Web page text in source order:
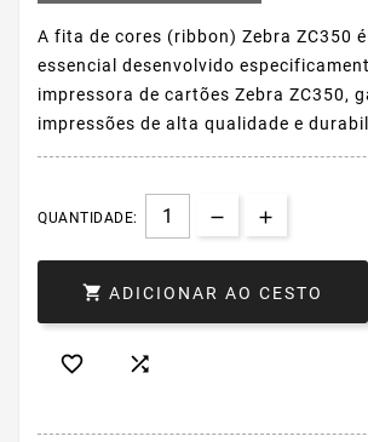
A fita de cores (ribbon) Zebra ZC350
essencial desenvolvido
impressora de cartões Zebra ZC350,
impressões de alta qualidade e
QUANTIDADE:
 ADICIONAR AO CESTO
 